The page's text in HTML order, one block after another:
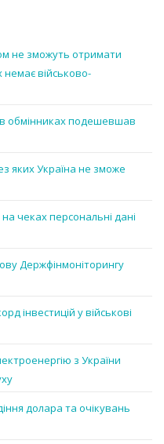
не зможуть отримати
немає військово-
обмінниках подешевшав
яких Україна не зможе
чеках персональні дані
Держфінмоніторингу
інвестицій у військові
з України
долара та очікувань